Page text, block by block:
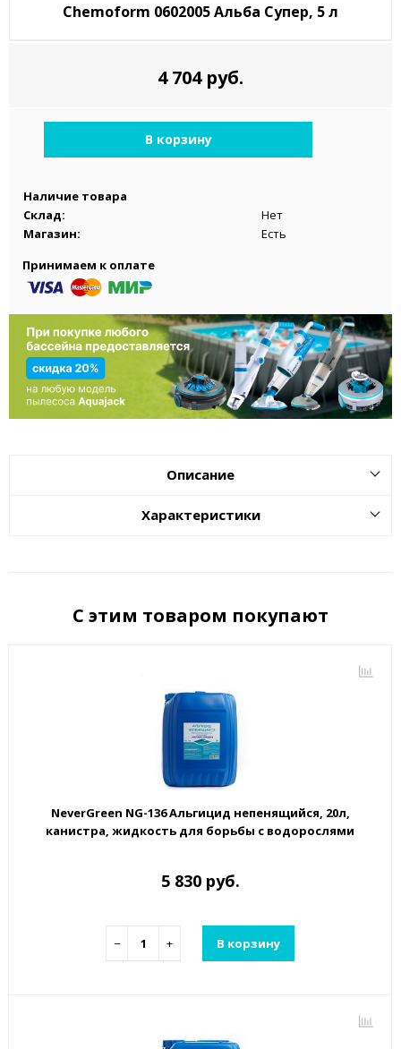
Chemoform 0602005 Альба Супер, 5 л
4 704 руб.
В корзину
Наличие товара
Склад:
Нет
Магазин:
Есть
Принимаем к оплате
Описание
Характеристики
С этим товаром покупают
NeverGreen NG-136 Альгицид непенящийся, 20л,
канистра, жидкость для борьбы с водорослями
5 830 руб.
− + В корзину